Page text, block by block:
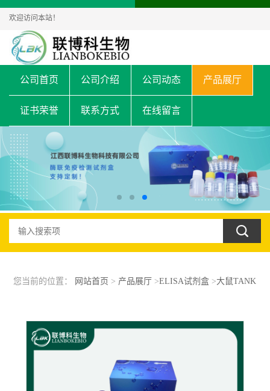
欢迎访问本站！
公司首页 公司介绍 公司动态 产品展厅
证书荣誉 联系方式 在线留言
您当前的位置： 网站首页 > 产品展厅 >ELISA试剂盒>大鼠TANK